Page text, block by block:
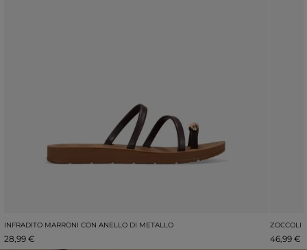
INFRADITO MARRONI CON ANELLO DI METALLO
28,99 €
ZOCCOLI
46,99 €